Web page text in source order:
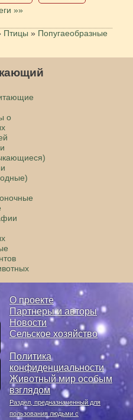
»»
Птицы » Попугаеобразные
о
О проекте
Партнеры и авторы
Новости
Сельское хозяйство
Политика
конфиденциальности
Животный мир особым
взглядом
Раздел, предназначенный для
пользования людьми с